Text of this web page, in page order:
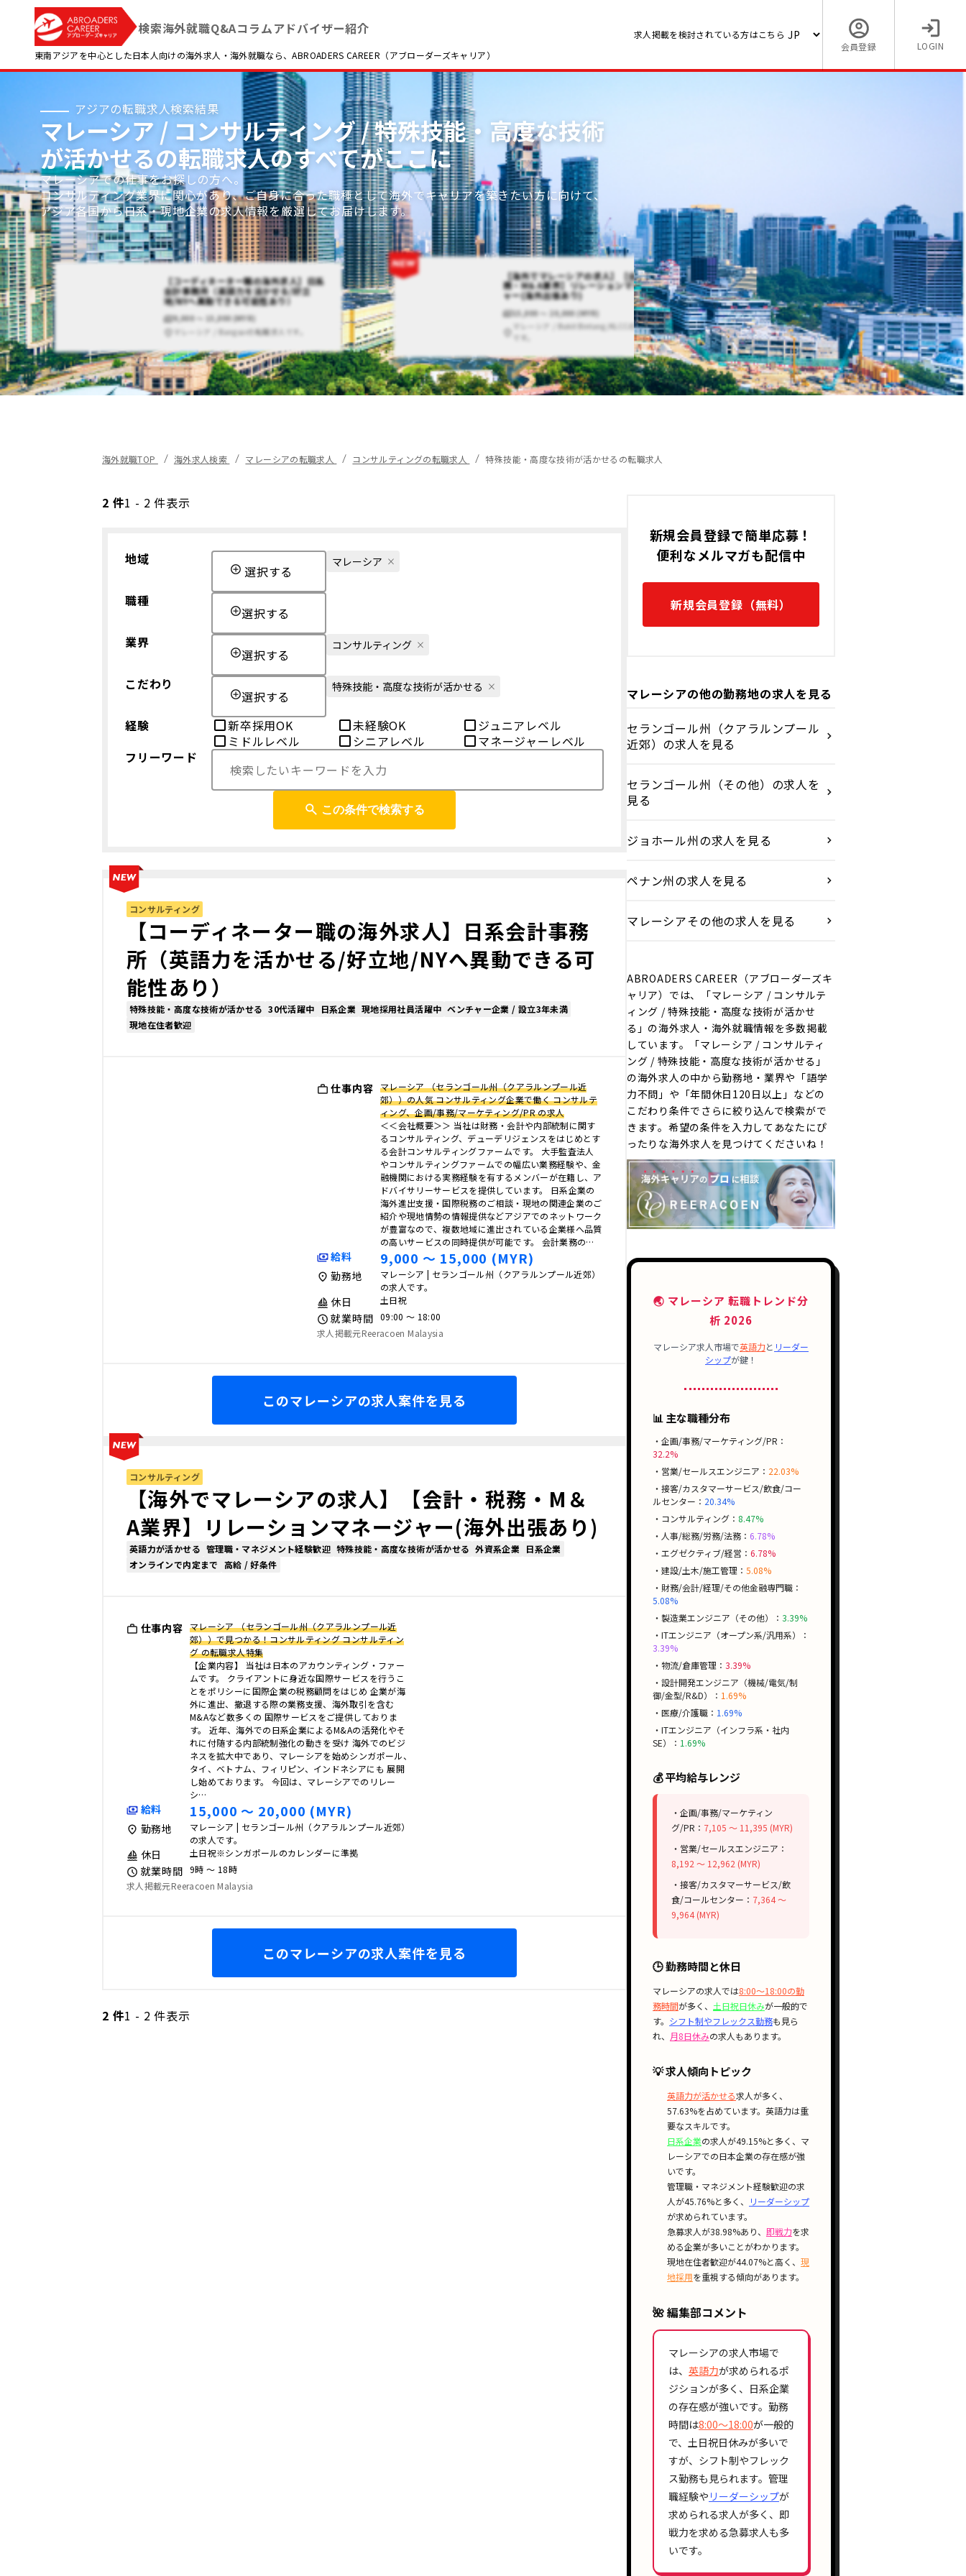
検索海外就職Q&Aコラムアドバイザー紹介
東南アジアを中心とした日本人向けの海外求人・海外就職なら、ABROADERS CAREER（アブローダーズキャリア）
求人掲載を検討されている方はこちら
会員登録
LOGIN
アジアの転職求人検索結果
マレーシア / コンサルティング / 特殊技能・高度な技術
が活かせるの転職求人のすべてがここに
マレーシアでの仕事をお探しの方へ。
コンサルティング業界に関心があり、ご自身に合った職種として海外でキャリアを築きたい方に向けて、
アジア各国から日系・現地企業の求人情報を厳選してお届けします。
【コーディネーター職の海外求人】日系
会計事務所（英語力を活かせる/好立
地/NYへ異動できる可能性あり）
9,000 〜 15,000 (MYR)
マレーシア / Bangsarの転職求人です。
【海外でマレーシアの求人】【会計・税
務・M＆A業界】リレーションマネージ
ャー(海外出張あり)
15,000 〜 20,000 (MYR)
マレーシア / Bukit Bintang/KLCCの転職求人
です。
海外就職TOP 海外求人検索 マレーシアの転職求人 コンサルティングの転職求人 特殊技能・高度な技術が活かせるの転職求人
新規会員登録で簡単応募！
便利なメルマガも配信中
新規会員登録（無料）
マレーシアの他の勤務地の求人を見る
セランゴール州（クアラルンプール
近郊）の求人を見る
セランゴール州（その他）の求人を
見る
ジョホール州の求人を見る
ペナン州の求人を見る
マレーシアその他の求人を見る
ABROADERS CAREER（アブローダーズキ
ャリア）では、「マレーシア / コンサルテ
ィング / 特殊技能・高度な技術が活かせ
る」の海外求人・海外就職情報を多数掲載
しています。「マレーシア / コンサルティ
ング / 特殊技能・高度な技術が活かせる」
の海外求人の中から勤務地・業界や「語学
力不問」や「年間休日120日以上」などの
こだわり条件でさらに絞り込んで検索がで
きます。希望の条件を入力してあなたにぴ
ったりな海外求人を見つけてくださいね！
🌏 マレーシア 転職トレンド分
析 2026
マレーシア求人市場で英語力と リーダー
シップが鍵！
📊 主な職種分布
・企画/事務/マーケティング/PR：
32.2%
・営業/セールスエンジニア： 22.03%
・接客/カスタマーサービス/飲食/コー
ルセンター： 20.34%
・コンサルティング： 8.47%
・人事/総務/労務/法務： 6.78%
・エグゼクティブ/経営： 6.78%
・建設/土木/施工管理： 5.08%
・財務/会計/経理/その他金融専門職：
5.08%
・製造業エンジニア（その他）： 3.39%
・ITエンジニア（オープン系/汎用系）：
3.39%
・物流/倉庫管理： 3.39%
・設計開発エンジニア（機械/電気/制
御/金型/R&D）： 1.69%
・医療/介護職： 1.69%
・ITエンジニア（インフラ系・社内
SE）： 1.69%
💰 平均給与レンジ
・企画/事務/マーケティン
グ/PR： 7,105 〜 11,395 (MYR)
・営業/セールスエンジニア：
8,192 〜 12,962 (MYR)
・接客/カスタマーサービス/飲
食/コールセンター： 7,364 〜
9,964 (MYR)
🕒 勤務時間と休日
マレーシアの求人では8:00〜18:00の勤
務時間が多く、 土日祝日休みが一般的で
す。 シフト制やフレックス勤務も見ら
れ、 月8日休みの求人もあります。
💡 求人傾向トピック
英語力が活かせる求人が多く、
57.63%を占めています。英語力は重
要なスキルです。
日系企業の求人が49.15%と多く、マ
レーシアでの日本企業の存在感が強
いです。
管理職・マネジメント経験歓迎の求
人が45.76%と多く、
リーダーシップ
が求められています。
急募求人が38.98%あり、 即戦力を求
める企業が多いことがわかります。
現地在住者歓迎が44.07%と高く、 現
地採用を重視する傾向があります。
🌺 編集部コメント
マレーシアの求人市場で
は、 英語力が求められるポ
ジションが多く、日系企業
の存在感が強いです。勤務
時間は8:00〜18:00が一般的
で、土日祝日休みが多いで
すが、シフト制やフレック
ス勤務も見られます。管理
職経験や リーダーシップが
求められる求人が多く、即
戦力を求める急募求人も多
いです。
2 件1 - 2 件表示
地域
選択する
マレーシア
職種
選択する
業界
選択する
コンサルティング
こだわり
選択する
特殊技能・高度な技術が活かせる
経験 新卒採用OK 未経験OK
ジュニアレベル
ミドルレベル
シニアレベル
マネージャーレベル
フリーワード
この条件で検索する
コンサルティング
【コーディネーター職の海外求人】日系会計事務
所（英語力を活かせる/好立地/NYへ異動できる可
能性あり）
特殊技能・高度な技術が活かせる 30代活躍中 日系企業 現地採用社員活躍中 ベンチャー企業 / 設立3年未満
現地在住者歓迎
仕事内容 マレーシア （セランゴール州（クアラルンプール近
郊））の人気 コンサルティング企業で働く コンサルテ
ィング、企画/事務/マーケティング/PR の求人
＜＜会社概要＞＞ 当社は財務・会計や内部統制に関す
るコンサルティング、デューデリジェンスをはじめとす
る会計コンサルティングファームです。 大手監査法人
やコンサルティングファームでの幅広い業務経験や、金
融機関における実務経験を有するメンバーが在籍し、ア
ドバイサリーサービスを提供しています。 日系企業の
海外進出支援・国際税務のご相談・現地の関連企業のご
紹介や現地情勢の情報提供などアジアでのネットワーク
が豊富なので、複数地域に進出されている企業様へ品質
の高いサービスの同時提供が可能です。 会計業務の…
給料 9,000 〜 15,000 (MYR)
勤務地
マレーシア | セランゴール州（クアラルンプール近郊）
の求人です。
休日 土日祝
就業時間 09:00 〜 18:00
求人掲載元Reeracoen Malaysia
このマレーシアの求人案件を見る
コンサルティング
【海外でマレーシアの求人】【会計・税務・M＆
A業界】リレーションマネージャー(海外出張あり)
英語力が活かせる 管理職・マネジメント経験歓迎 特殊技能・高度な技術が活かせる 外資系企業
日系企業
オンラインで内定まで 高給 / 好条件
仕事内容 マレーシア （セランゴール州（クアラルンプール近
郊））で見つかる！コンサルティング コンサルティン
グ の転職求人特集
【企業内容】 当社は日本のアカウンティング・ファー
ムです。 クライアントに身近な国際サービスを行うこ
とをポリシーに国際企業の税務顧問をはじめ 企業が海
外に進出、撤退する際の業務支援、海外取引を含む
M&Aなど数多くの 国際サービスをご提供しておりま
す。 近年、海外での日系企業によるM&Aの活発化やそ
れに付随する内部統制強化の動きを受け 海外でのビジ
ネスを拡大中であり、マレーシアを始めシンガポール、
タイ、ベトナム、フィリピン、インドネシアにも 展開
し始めております。 今回は、マレーシアでのリレー
シ…
給料 15,000 〜 20,000 (MYR)
勤務地
マレーシア | セランゴール州（クアラルンプール近郊）
の求人です。
休日 土日祝※シンガポールのカレンダーに準拠
就業時間 9時 〜 18時
求人掲載元Reeracoen Malaysia
このマレーシアの求人案件を見る
2 件1 - 2 件表示